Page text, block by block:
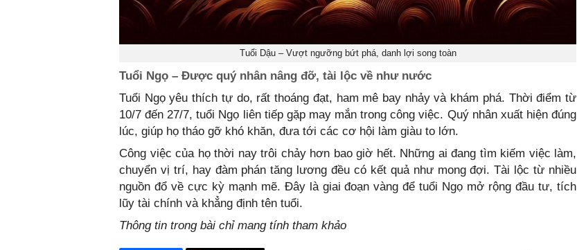
Tuổi Dậu – Vượt ngưỡng bứt phá, danh lợi song toàn
Tuổi Ngọ – Được quý nhân nâng đỡ, tài lộc về như nước
Tuổi Ngọ yêu thích tự do, rất thoáng đạt, ham mê bay nhảy và khám phá. Thời điểm từ
10/7 đến 27/7, tuổi Ngọ liên tiếp gặp may mắn trong công việc. Quý nhân xuất hiện đúng
lúc, giúp họ tháo gỡ khó khăn, đưa tới các cơ hội làm giàu to lớn.
Công việc của họ thời nay trôi chảy hơn bao giờ hết. Những ai đang tìm kiếm việc làm,
chuyển vị trí, hay đàm phán tăng lương đều có kết quả như mong đợi. Tài lộc từ nhiều
nguồn đổ về cực kỳ mạnh mẽ. Đây là giai đoạn vàng để tuổi Ngọ mở rộng đầu tư, tích
lũy tài chính và khẳng định tên tuổi.
Thông tin trong bài chỉ mang tính tham khảo